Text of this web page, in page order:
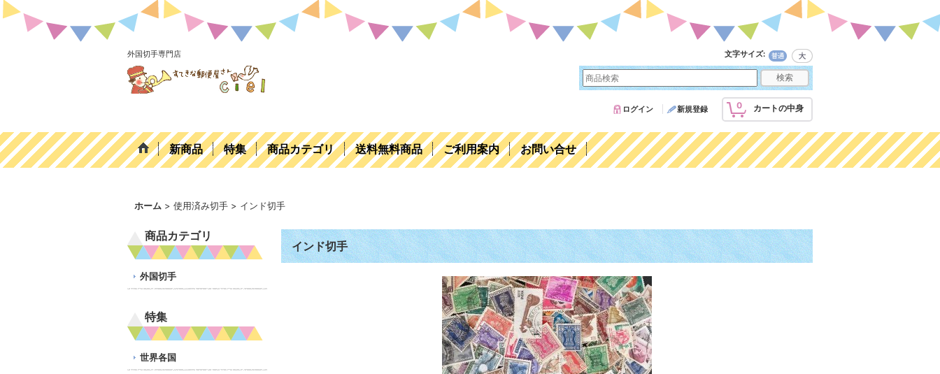
外国切手専門店 文字サイズ:
0 カートの中身
ログイン 新規登録
新商品 特集 商品カテゴリ 送料無料商品 ご利用案内 お問い合せ
ホーム > 使用済み切手 > インド切手
商品カテゴリ
外国切手
特集
世界各国
インド切手